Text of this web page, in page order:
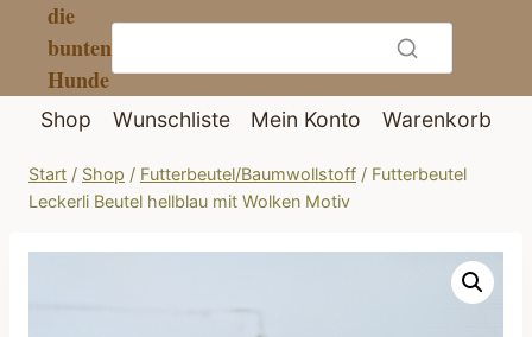
Inhalt
springen
die
bunten
Hunde
Shop Wunschliste Mein Konto Warenkorb
Start / Shop / Futterbeutel/Baumwollstoff / Futterbeutel
Leckerli Beutel hellblau mit Wolken Motiv